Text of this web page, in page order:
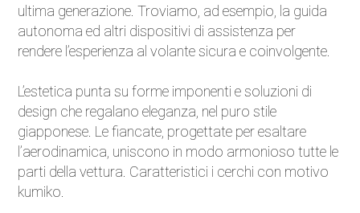
Attualità
Eventi
Auto d'Epoca
Sicurezza Stradale
ultima generazione. Troviamo, ad esempio, la guida
autonoma ed altri dispositivi di assistenza per
rendere l’esperienza al volante sicura e coinvolgente.
L’estetica punta su forme imponenti e soluzioni di
design che regalano eleganza, nel puro stile
giapponese. Le fiancate, progettate per esaltare
l’aerodinamica, uniscono in modo armonioso tutte le
parti della vettura. Caratteristici i cerchi con motivo
kumiko.